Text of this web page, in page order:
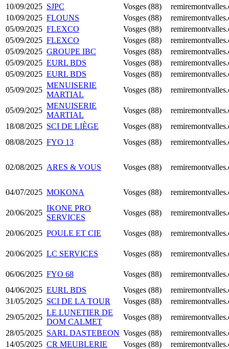
10/09/2025 SJPC Vosges (88)
10/09/2025 FLOUNS Vosges (88)
05/09/2025 FLEXCO Vosges (88)
05/09/2025 FLEXCO Vosges (88)
05/09/2025 GROUPE IBC Vosges (88)
05/09/2025 EURL BDS Vosges (88)
05/09/2025 EURL BDS Vosges (88)
05/09/2025
MENUISERIE
MARTIAL
Vosges (88)
05/09/2025
MENUISERIE
MARTIAL
Vosges (88)
18/08/2025 SCI DE LIÈGE Vosges (88)
08/08/2025 FYO 13 Vosges (88)
02/08/2025 ARES & VOUS Vosges (88)
04/07/2025 MOKONA Vosges (88)
20/06/2025
IKONE PRO
SERVICES
Vosges (88)
20/06/2025 POULE ET CIE Vosges (88)
20/06/2025 LC SERVICES Vosges (88)
06/06/2025 FYO 68 Vosges (88)
04/06/2025 EURL BDS Vosges (88)
31/05/2025 SCI DE LA TOUR Vosges (88)
29/05/2025
LE LUNETIER DE
DOM CALMET
Vosges (88)
28/05/2025 SARL DASTEBEON Vosges (88)
14/05/2025 CR MEUBLERIE Vosges (88)